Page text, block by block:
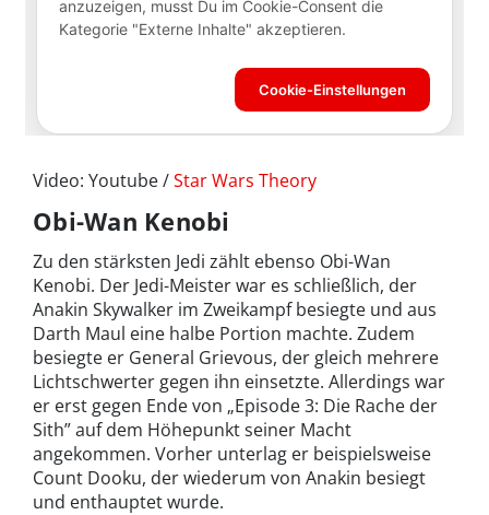
Video: Youtube /Star Wars Theory
Obi-Wan Kenobi
Zu den stärksten Jedi zählt ebenso Obi-Wan
Kenobi. Der Jedi-Meister war es schließlich, der
Anakin Skywalker im Zweikampf besiegte und aus
Darth Maul eine halbe Portion machte. Zudem
besiegte er General Grievous, der gleich mehrere
Lichtschwerter gegen ihn einsetzte. Allerdings war
er erst gegen Ende von „Episode 3: Die Rache der
Sith” auf dem Höhepunkt seiner Macht
angekommen. Vorher unterlag er beispielsweise
Count Dooku, der wiederum von Anakin besiegt
und enthauptet wurde.